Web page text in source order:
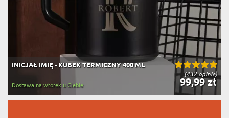
(432 opinie)
INICJAŁ IMIĘ - KUBEK TERMICZNY 400 ML
99,99 zł
Dostawa na wtorek u Ciebie